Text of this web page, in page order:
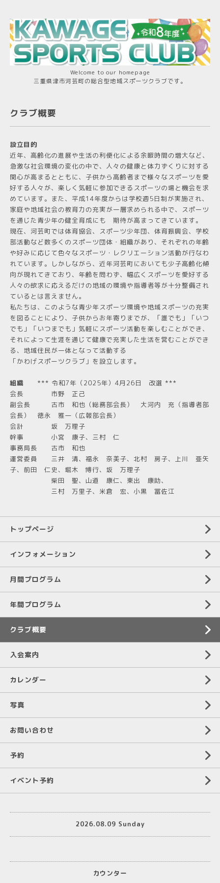
Welcome to our homepage
三重県津市河芸町の総合型地域スポーツクラブです。
クラブ概要
設立目的
近年、高齢化の進展や生活の利便化による余暇時間の増大など、
急激な社会環境の変化の中で、人々の健康と体力ずくりに対する
関心が高まるとともに、子供から高齢者まで様々なスポーツを愛
好する人々が、楽しく気軽に参加できるスポーツの場と機会を求
めています。また、平成14年度からは学校週5日制が実施され、
家庭や地域社会の教育力の充実が一層求められる中で、スポーツ
を通じた青少年の健全育成にも 期待が高まってきています。
現在、河芸町では体育協会、スポーツ少年団、体育振興会、学校
部活動など数多くのスポーツ団体・組織があり、それぞれの年齢
や好みに応じて色々なスポーツ・レクリエーション活動が行なわ
れています。しかしながら、近年河芸町においても少子高齢化傾
向が現れてきており、年齢を問わず、幅広くスポーツを愛好する
人々の欲求に応えるだけの地域の環境や指導者等が十分整備され
ているとは言えません。
私たちは、このような青少年スポーツ環境や地域スポーツの充実
を図ることにより、子供からお年寄りまでが、「誰でも」「いつ
でも」「いつまでも」気軽にスポーツ活動を楽しむことができ、
それによって生涯を通じて健康で充実した生活を営むことができ
る、地域住民が一体となって活動する
「かわげスポーツクラブ」を設立します。
組織 *** 令和7年（2025年）4月26日 改選 ***
会長 市野 正己
副会長 古市 和也（総務部会長） 大河内 充（指導者部
会長） 徳永 雅一（広報部会長）
会計 坂 万理子
幹事 小宮 康子、三村 仁
事務局長 古市 和也
運営委員 三井 清、福永 奈美子、北村 房子、上川 亜矢
子、前田 仁史、堀木 博行、坂 万理子
柴田 聖、山道 康仁、東出 康助、
三村 万里子、米倉 宏、小黒 冨佐江
トップページ
インフォメーション
月間プログラム
年間プログラム
クラブ概要
入会案内
カレンダー
写真
お問い合わせ
予約
イベント予約
2026.08.09 Sunday
カウンター